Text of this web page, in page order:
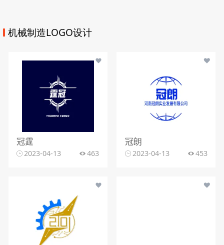
机械制造LOGO设计
冠霆
2023-04-13 463
冠朗
2023-04-13 453